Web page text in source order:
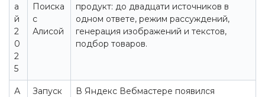
а
й
2
0
2
5
Поиска
с
Алисой
продукт: до двадцати источников в
одном ответе, режим рассуждений,
генерация изображений и текстов,
подбор товаров.
А
Запуск
В Яндекс Вебмастере появился